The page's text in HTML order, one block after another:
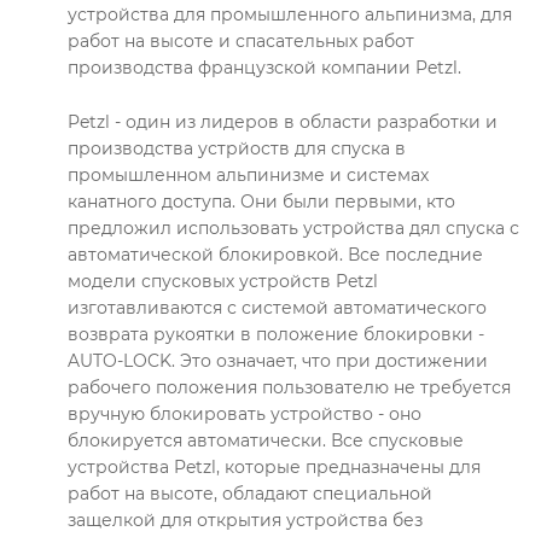
устройства для промышленного альпинизма, для
работ на высоте и спасательных работ
производства французской компании Petzl.
Petzl - один из лидеров в области разработки и
производства устрйоств для спуска в
промышленном альпинизме и системах
канатного доступа. Они были первыми, кто
предложил использовать устройства дял спуска с
автоматической блокировкой. Все последние
модели спусковых устройств Petzl
изготавливаются с системой автоматического
возврата рукоятки в положение блокировки -
AUTO-LOCK. Это означает, что при достижении
рабочего положения пользователю не требуется
вручную блокировать устройство - оно
блокируется автоматически. Все спусковые
устройства Petzl, которые предназначены для
работ на высоте, обладают специальной
защелкой для открытия устройства без